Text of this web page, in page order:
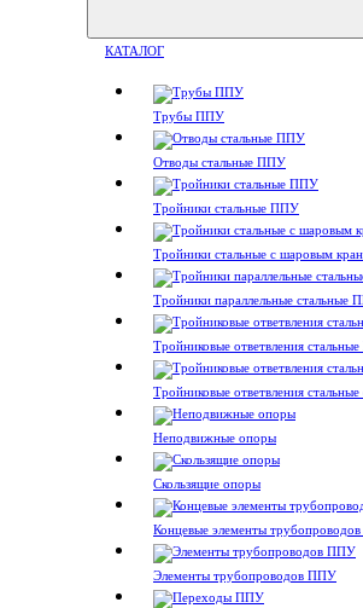
КАТАЛОГ
Трубы ППУ
Отводы стальные ППУ
Тройники стальные ППУ
Тройники стальные с шаровым
Тройники параллельные стальные
Тройниковые ответвления
Тройниковые ответвления
Неподвижные опоры
Скользящие опоры
Концевые элементы
Элементы трубопроводов ППУ